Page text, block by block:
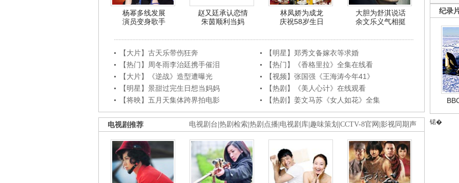
杨幂多线发展
演员变身歌手
赵又廷承认恋情
朱茵顺利当妈
林凤娇为成龙
庆祝58岁生日
大胆为舒淇说话
余文乐义气相挺
【大片】古天乐带伤狂奔
【明星】郑秀文备嫁衣等求婚
【热门】周冬雨李治廷携手催泪
【热门】《香格里拉》全集在线看
【大片】《逆战》造型遭曝光
【视频】张国强《王海涛今年41》
【明星】景甜过完生日想当妈妈
【热剧】《美人心计》在线观看
【将映】五月天集体跨界拍电影
【热剧】姜文马苏《女人如花》全集
电视剧台 热剧检索 热剧点播 电视剧库 趣味策划 CCTV-8官网 影视同期声
电视剧推荐
纪录
锘�